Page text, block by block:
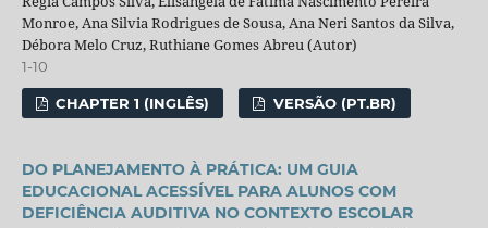
Monroe, Ana Silvia Rodrigues de Sousa, Ana Neri Santos da Silva,
Débora Melo Cruz, Ruthiane Gomes Abreu (Autor)
1-10
CHAPTER 1 (INGLÊS) VERSÃO (PT.BR)
DO PLANEJAMENTO À PRÁTICA: UM GUIA
EDUCACIONAL ACESSÍVEL PARA ALUNOS COM
DEFICIÊNCIA AUDITIVA NO CONTEXTO ESCOLAR